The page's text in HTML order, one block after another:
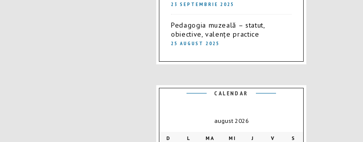
23 SEPTEMBRIE 2025
Pedagogia muzeală – statut,
obiective, valențe practice
25 AUGUST 2025
CALENDAR
august 2026
D L MA MI J V S